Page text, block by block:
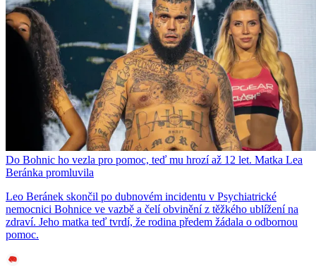
Do Bohnic ho vezla pro pomoc, teď mu hrozí až 12 let. Matka Lea
Beránka promluvila
Leo Beránek skončil po dubnovém incidentu v Psychiatrické
nemocnici Bohnice ve vazbě a čelí obvinění z těžkého ublížení na
zdraví. Jeho matka teď tvrdí, že rodina předem žádala o odbornou
pomoc.